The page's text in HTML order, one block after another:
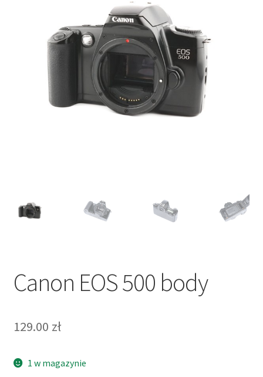
Sample Page
Zamówienia
Canon EOS 500 body
129.00 zł
1 w magazynie